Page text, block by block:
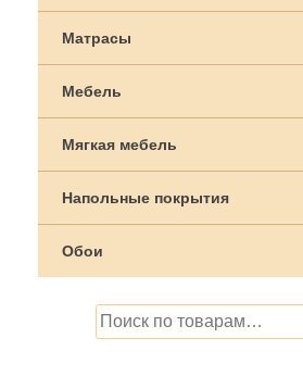
Матрасы
Мебель
Мягкая мебель
Напольные покрытия
Обои
Искать: